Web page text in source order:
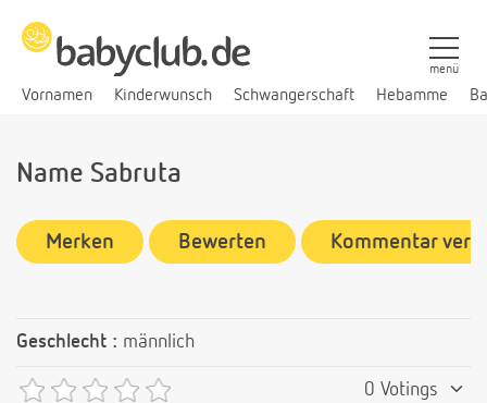
Vornamen Kinderwunsch Schwangerschaft Hebamme
menü
Name Sabruta
Merken Bewerten Kommentar
Geschlecht : männlich
0 Votings